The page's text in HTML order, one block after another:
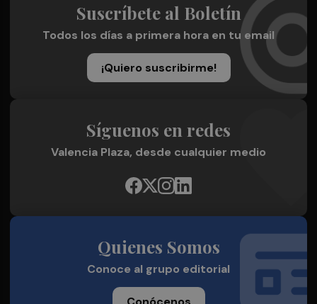
Suscríbete al Boletín
Todos los días a primera hora en tu email
¡Quiero suscribirme!
Síguenos en redes
Valencia Plaza, desde cualquier medio
Quienes Somos
Conoce al grupo editorial